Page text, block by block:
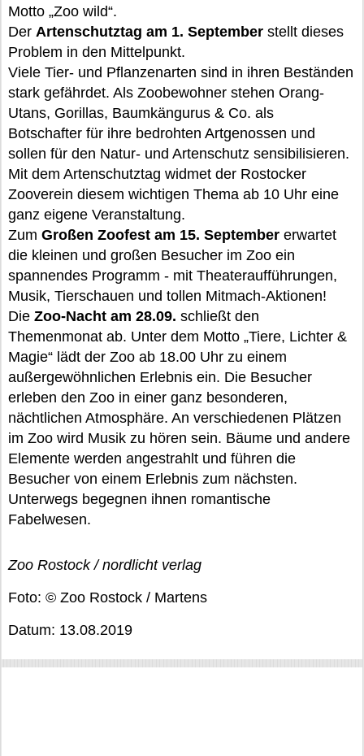
Motto „Zoo wild“.
Der Artenschutztag am 1. September stellt dieses
Problem in den Mittelpunkt.
Viele Tier- und Pflanzenarten sind in ihren Beständen
stark gefährdet. Als Zoobewohner stehen Orang-
Utans, Gorillas, Baumkängurus & Co. als
Botschafter für ihre bedrohten Artgenossen und
sollen für den Natur- und Artenschutz sensibilisieren.
Mit dem Artenschutztag widmet der Rostocker
Zooverein diesem wichtigen Thema ab 10 Uhr eine
ganz eigene Veranstaltung.
Zum Großen Zoofest am 15. September erwartet
die kleinen und großen Besucher im Zoo ein
spannendes Programm - mit Theateraufführungen,
Musik, Tierschauen und tollen Mitmach-Aktionen!
Die Zoo-Nacht am 28.09. schließt den
Themenmonat ab. Unter dem Motto „Tiere, Lichter &
Magie“ lädt der Zoo ab 18.00 Uhr zu einem
außergewöhnlichen Erlebnis ein. Die Besucher
erleben den Zoo in einer ganz besonderen,
nächtlichen Atmosphäre. An verschiedenen Plätzen
im Zoo wird Musik zu hören sein. Bäume und andere
Elemente werden angestrahlt und führen die
Besucher von einem Erlebnis zum nächsten.
Unterwegs begegnen ihnen romantische
Fabelwesen.
Zoo Rostock / nordlicht verlag
Foto: © Zoo Rostock / Martens
Datum: 13.08.2019